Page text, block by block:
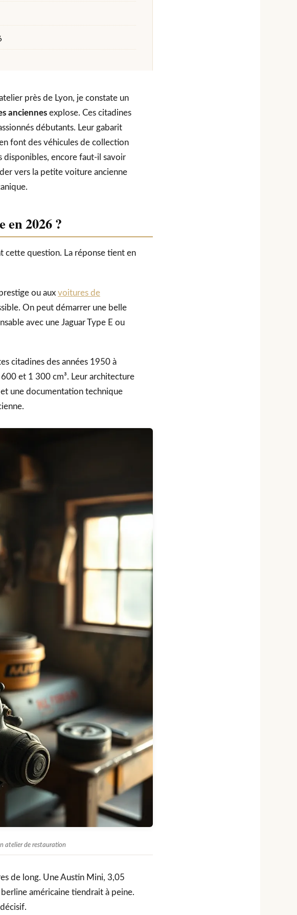
près de Lyon, je constate un
anciennes explose. Ces citadines
débutants. Leur gabarit
font des véhicules de collection
disponibles, encore faut-il savoir
vers la petite voiture ancienne
2026 ?
cette question. La réponse tient en
ou aux voitures de
On peut démarrer une belle
avec une Jaguar Type E ou
citadines des années 1950 à
et 1 300 cm³. Leur architecture
une documentation technique
atelier de restauration
de long. Une Austin Mini, 3,05
américaine tiendrait à peine.